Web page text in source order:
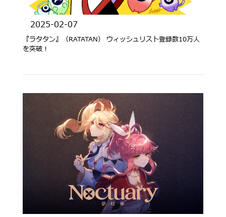
2025-02-07
『ラタタン』（RATATAN） ウィッシュリスト登録数10万人
を突破！